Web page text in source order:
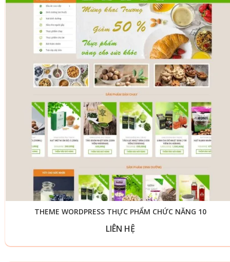
THEME WORDPRESS THỰC PHẨM CHỨC NĂNG 10
LIÊN HỆ